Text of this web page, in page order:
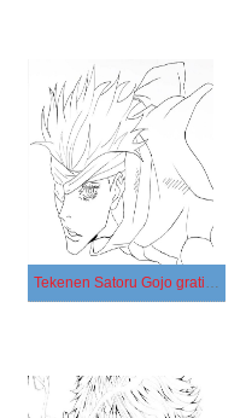
Tekenen Satoru Gojo gratis eenvoudig